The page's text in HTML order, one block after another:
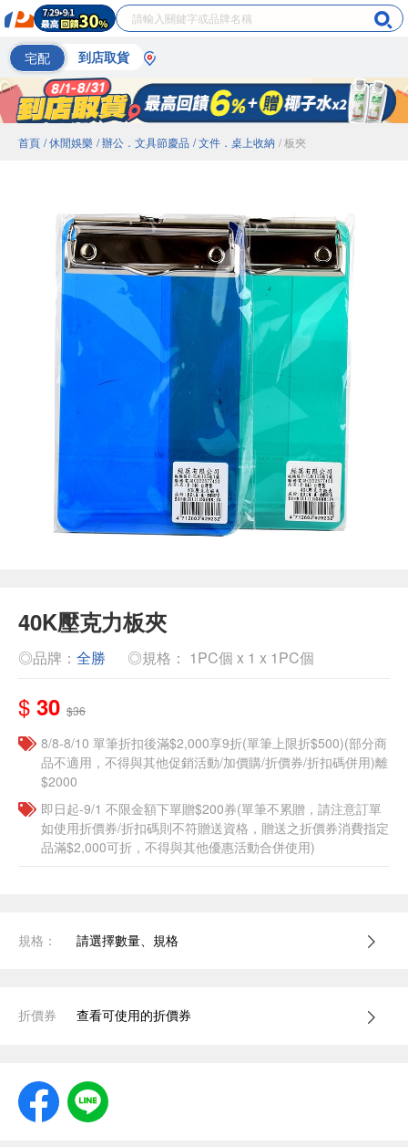
宅配 到店取貨
首頁 / 休閒娛樂 / 辦公．文具節慶品 / 文件．桌上收納 / 板夾
40K壓克力板夾
◎品牌： 全勝 ◎規格： 1PC個 x 1 x 1PC個
$ 30 $36
8/8-8/10 單筆折扣後滿$2,000享9折(單筆上限折$500)(部分商
品不適用，不得與其他促銷活動/加價購/折價券/折扣碼併用)離
$2000
即日起-9/1 不限金額下單贈$200券(單筆不累贈，請注意訂單
如使用折價券/折扣碼則不符贈送資格，贈送之折價券消費指定
品滿$2,000可折，不得與其他優惠活動合併使用)
規格： 請選擇數量、規格
折價券 查看可使用的折價券